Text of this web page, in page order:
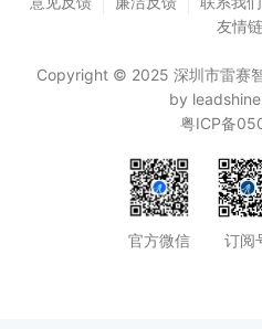
友情
Copyright © 2025 深圳市雷赛
by
粤ICP备
官方微信 订阅